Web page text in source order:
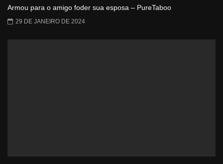
Armou para o amigo foder sua esposa – PureTaboo
29 DE JANEIRO DE 2024